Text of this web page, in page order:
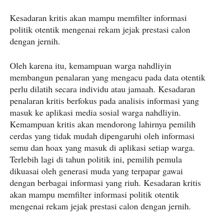
Kesadaran kritis akan mampu memfilter informasi
politik otentik mengenai rekam jejak prestasi calon
dengan jernih.
Oleh karena itu, kemampuan warga nahdliyin
membangun penalaran yang mengacu pada data otentik
perlu dilatih secara individu atau jamaah. Kesadaran
penalaran kritis berfokus pada analisis informasi yang
masuk ke aplikasi media sosial warga nahdliyin.
Kemampuan kritis akan mendorong lahirnya pemilih
cerdas yang tidak mudah dipengaruhi oleh informasi
semu dan hoax yang masuk di aplikasi setiap warga.
Terlebih lagi di tahun politik ini, pemilih pemula
dikuasai oleh generasi muda yang terpapar gawai
dengan berbagai informasi yang riuh. Kesadaran kritis
akan mampu memfilter informasi politik otentik
mengenai rekam jejak prestasi calon dengan jernih.